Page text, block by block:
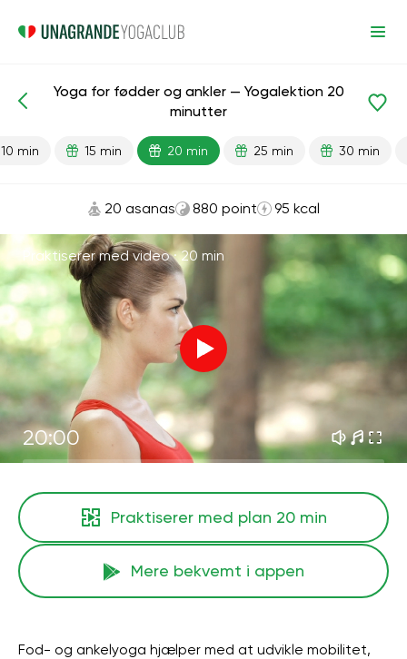
Færdiglavede lektioner Ben
Yoga for fødder og ankler — Yogalektion 20
minutter
10 min 15 min 20 min 25 min 30 min
20 asanas 880 point 95 kcal
Praktiserer med video ·20 min
20:00
Praktiserer med plan 20 min
Mere bekvemt i appen
Fod- og ankelyoga hjælper med at udvikle mobilitet,